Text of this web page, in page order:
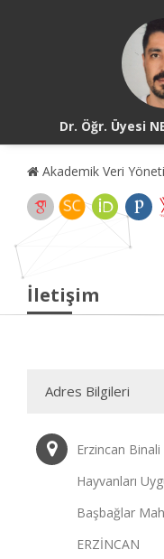
Dr. Öğr. Üyesi
Akademik Veri
İletişim
Adres Bilgileri
Erzincan Binali
Hayvanları
Başbağlar
ERZİNCAN